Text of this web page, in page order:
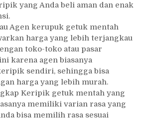
yang Anda beli aman dan enak
Agen kerupuk getuk mentah
harga yang lebih terjangkau
toko-toko atau pasar
karena agen biasanya
sendiri, sehingga bisa
harga yang lebih murah.
Keripik getuk mentah yang
memiliki varian rasa yang
bisa memilih rasa sesuai